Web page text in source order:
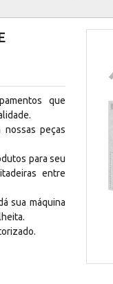
que
nossas peças
para seu
entre
sua máquina